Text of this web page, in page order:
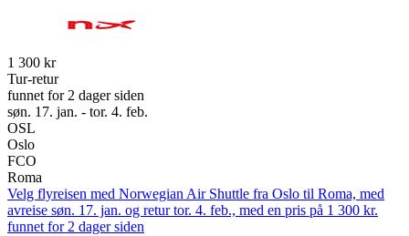
1 300 kr
Tur-retur
funnet for 2 dager siden
søn. 17. jan. - tor. 4. feb.
OSL
Oslo
FCO
Roma
Velg flyreisen med Norwegian Air Shuttle fra Oslo til Roma, med
avreise søn. 17. jan. og retur tor. 4. feb., med en pris på 1 300 kr.
funnet for 2 dager siden